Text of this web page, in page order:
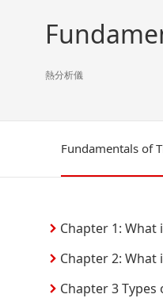
熱分析儀
Fundamentals of
Chapter 1: What
Chapter 2: What
Chapter 3